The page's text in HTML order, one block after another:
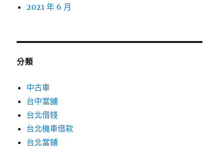
2021 年 6 月
分類
中古車
台中當舖
台北借錢
台北機車借款
台北當鋪